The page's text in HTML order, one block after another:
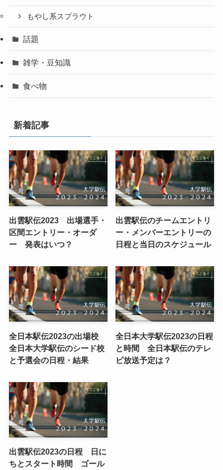
もやし系スプラウト
話題
雑学・豆知識
食べ物
新着記事
出雲駅伝2023 出場選手・
区間エントリー・オーダ
ー 発表はいつ？
出雲駅伝のチームエントリ
ー・メンバーエントリーの
日程と当日のスケジュール
全日本駅伝2023の出場校
全日本大学駅伝のシード校
と予選会の日程・結果
全日本大学駅伝2023の日程
と時間 全日本駅伝のテレ
ビ放送予定は？
出雲駅伝2023の日程 日に
ちとスタート時間 ゴール